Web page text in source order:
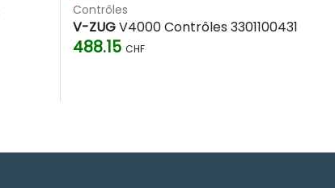
Contrôles
V-ZUGV4000 Contrôles 3301100431
488.15CHF